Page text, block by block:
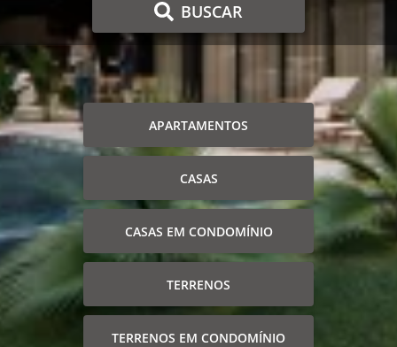
BUSCAR
APARTAMENTOS
CASAS
CASAS EM CONDOMÍNIO
TERRENOS
TERRENOS EM CONDOMÍNIO